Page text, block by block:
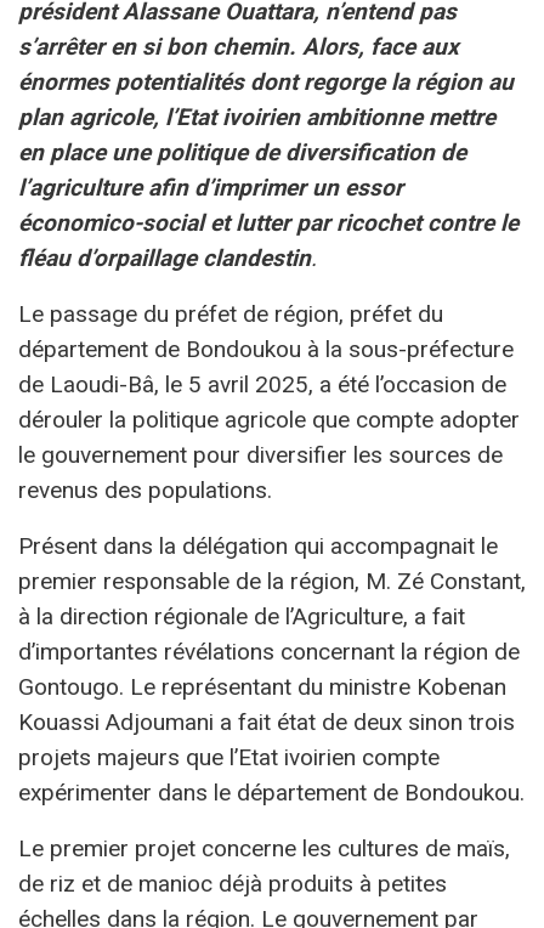
président Alassane Ouattara, n’entend pas
s’arrêter en si bon chemin. Alors, face aux
énormes potentialités dont regorge la région au
plan agricole, l’Etat ivoirien ambitionne mettre
en place une politique de diversification de
l’agriculture afin d’imprimer un essor
économico-social et lutter par ricochet contre le
fléau d’orpaillage clandestin.
Le passage du préfet de région, préfet du
département de Bondoukou à la sous-préfecture
de Laoudi-Bâ, le 5 avril 2025, a été l’occasion de
dérouler la politique agricole que compte adopter
le gouvernement pour diversifier les sources de
revenus des populations.
Présent dans la délégation qui accompagnait le
premier responsable de la région, M. Zé Constant,
à la direction régionale de l’Agriculture, a fait
d’importantes révélations concernant la région de
Gontougo. Le représentant du ministre Kobenan
Kouassi Adjoumani a fait état de deux sinon trois
projets majeurs que l’Etat ivoirien compte
expérimenter dans le département de Bondoukou.
Le premier projet concerne les cultures de maïs,
de riz et de manioc déjà produits à petites
échelles dans la région. Le gouvernement par